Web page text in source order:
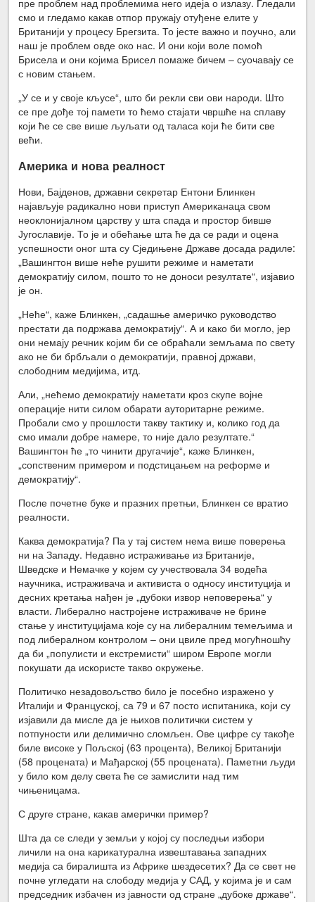
пре проблем над проблемима него идеја о излазу. Гледали
смо и гледамо какав отпор пружају отуђене елите у
Британији у процесу Брегзита. То јесте важно и поучно, али
наш је проблем овде око нас. И они који воле помоћ
Брисела и они којима Брисел помаже бичем – суочавају се
с новим стањем.
„У се и у своје кљусе“, што би рекли сви ови народи. Што
се пре дође тој памети то ћемо стајати чвршће на сплаву
који ће се све више љуљати од таласа који ће бити све
већи.
Америка и нова реалност
Нови, Бајденов, државни секретар Ентони Блинкен
најављује радикално нови приступ Американаца свом
неоклонијалном царству у шта спада и простор бивше
Југославије. То је и обећање шта ће да се ради и оцена
успешности оног шта су Сједињене Државе досада радиле:
„Вашингтон више неће рушити режиме и наметати
демократију силом, пошто то не доноси резултате“, изјавио
је он.
„Неће“, каже Блинкен, „садашње америчко руководство
престати да подржава демократију“. А и како би могло, јер
они немају речник којим би се обраћали земљама по свету
ако не би брбљали о демократији, правној држави,
слободним медијима, итд.
Али, „нећемо демократију наметати кроз скупе војне
операције нити силом обарати ауторитарне режиме.
Пробали смо у прошлости такву тактику и, колико год да
смо имали добре намере, то није дало резултате.“
Вашингтон ће „то чинити другачије“, каже Блинкен,
„сопственим примером и подстицањем на реформе и
демократију“.
После почетне буке и празних претњи, Блинкен се вратио
реалности.
Каква демократија? Па у тај систем нема више поверења
ни на Западу. Недавно истраживање из Британије,
Шведске и Немачке у којем су учествовала 34 водећа
научника, истраживача и активиста о односу институција и
десних кретања нађен је „дубоки извор неповерења“ у
власти. Либерално настројене истраживаче не брине
стање у институцијама које су на либералним темељима и
под либералном контролом – они цвиле пред могућношћу
да би „популисти и екстремисти“ широм Европе могли
покушати да искористе такво окружење.
Политичко незадовољство било је посебно изражено у
Италији и Француској, са 79 и 67 посто испитаника, који су
изјавили да мисле да је њихов политички систем у
потпуности или делимично сломљен. Ове цифре су такође
биле високе у Пољској (63 процента), Великој Британији
(58 процената) и Мађарској (55 процената). Паметни људи
у било ком делу света ће се замислити над тим
чињеницама.
С друге стране, какав амерички пример?
Шта да се следи у земљи у којој су последњи избори
личили на она карикатурална извештавања западних
медија са биралишта из Африке шездесетих? Да се свет не
почне угледати на слободу медија у САД, у којима је и сам
председник избачен из јавности од стране „дубоке државе“.